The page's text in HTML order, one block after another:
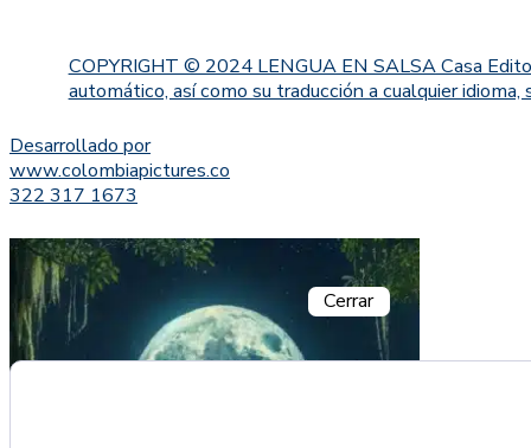
COPYRIGHT © 2024 LENGUA EN SALSA Casa
automático, así como su traducción a cualquier
Desarrollado por
www.colombiapictures.co
322 317 1673
Cerrar